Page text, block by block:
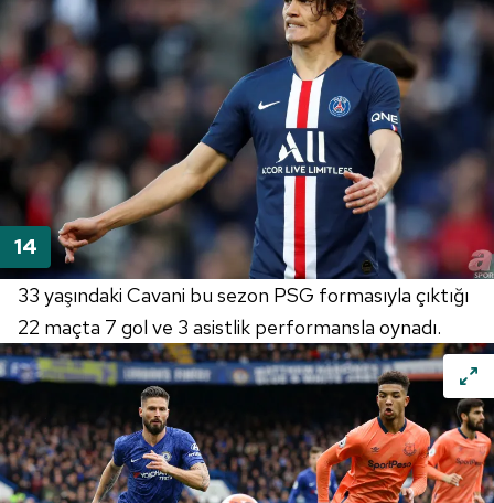
33 yaşındaki Cavani bu sezon PSG formasıyla çıktığı
22 maçta 7 gol ve 3 asistlik performansla oynadı.